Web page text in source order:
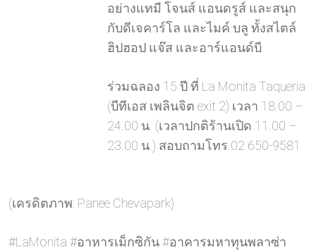
อย่างแทมี โจนส์ แอนดรูส์ และสนุก
กับดีเจคาร์โล และไมค์ บลู ทั้งสไตล์
ฮิปฮอป แจ๊ส และอาร์แอนด์บี
ร่วมฉลอง 15 ปี ที่ La Monita Taqueria
(บีทีเอส เพลินจิต exit 2) เวลา 18.00 –
24.00 น. (เวลาปกติร้านเปิด 11.00 –
23.00 น.) สอบถามโทร.02 650-9581
(เครดิตภาพ: Panee Chevapark)
#LaMonita #อาหารเม็กซิกัน #อาคารมหาทุนพลาซ่า